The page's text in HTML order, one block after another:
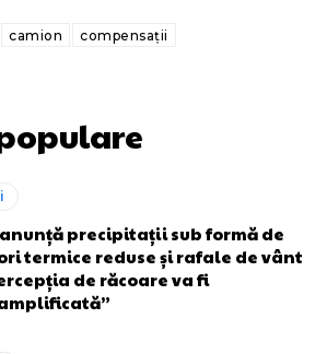
camion compensații
precipitații sub formă de
termice reduse și rafale de vânt
de răcoare va fi